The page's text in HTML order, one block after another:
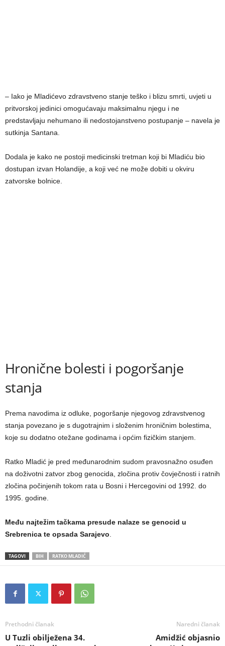
– Iako je Mladićevo zdravstveno stanje teško i blizu smrti, uvjeti u
pritvorskoj jedinici omogućavaju maksimalnu njegu i ne
predstavljaju nehumano ili nedostojanstveno postupanje – navela je
sutkinja Santana.
Dodala je kako ne postoji medicinski tretman koji bi Mladiću bio
dostupan izvan Holandije, a koji već ne može dobiti u okviru
zatvorske bolnice.
Hronične bolesti i pogoršanje
stanja
Prema navodima iz odluke, pogoršanje njegovog zdravstvenog
stanja povezano je s dugotrajnim i složenim hroničnim bolestima,
koje su dodatno otežane godinama i općim fizičkim stanjem.
Ratko Mladić je pred međunarodnim sudom pravosnažno osuđen
na doživotni zatvor zbog genocida, zločina protiv čovječnosti i ratnih
zločina počinjenih tokom rata u Bosni i Hercegovini od 1992. do
1995. godine.
Među najtežim tačkama presude nalaze se genocid u
Srebrenica te opsada Sarajevo.
TAGOVI BIH RATKO MLADIĆ
Prethodni članak
U Tuzli obilježena 34.
Naredni članak
Amidžić objasnio